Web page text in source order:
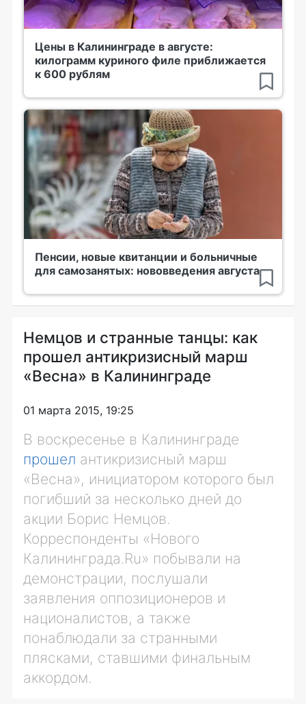
Цены в Калининграде в августе:
килограмм куриного филе приближается
к 600 рублям
Пенсии, новые квитанции и больничные
для самозанятых: нововведения августа
Немцов и странные танцы: как
прошел антикризисный марш
«Весна» в Калининграде
01 марта 2015, 19:25
В воскресенье в Калининграде
прошел антикризисный марш
«Весна», инициатором которого был
погибший за несколько дней до
акции Борис Немцов.
Корреспонденты «Нового
Калининграда.Ru» побывали на
демонстрации, послушали
заявления оппозиционеров и
националистов, а также
понаблюдали за странными
плясками, ставшими финальным
аккордом.